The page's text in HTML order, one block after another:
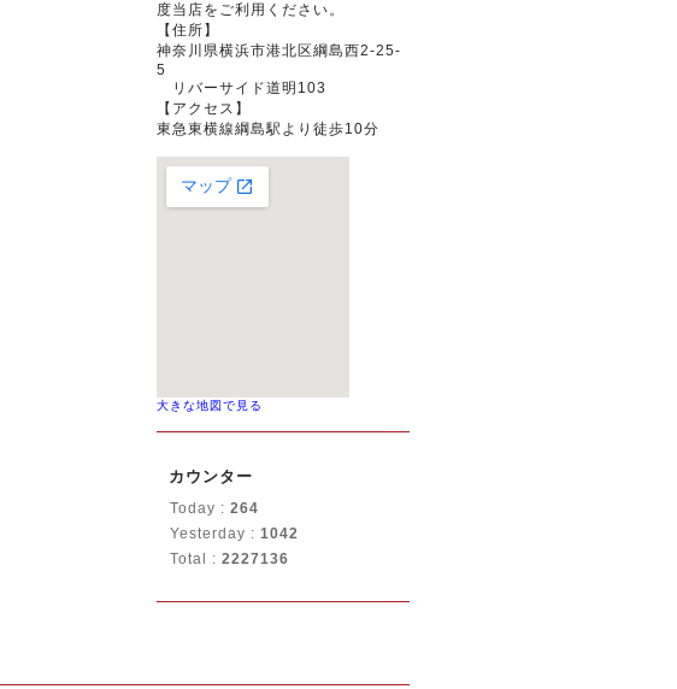
度当店をご利用ください。
【住所】
神奈川県横浜市港北区綱島西2-25-
5
リバーサイド道明103
【アクセス】
東急東横線綱島駅より徒歩10分
大きな地図で見る
カウンター
Today : 264
Yesterday : 1042
Total : 2227136